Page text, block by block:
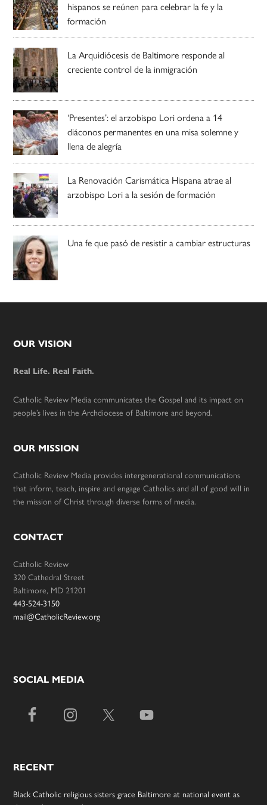
hispanos se reúnen para celebrar la fe y la
formación
La Arquidiócesis de Baltimore responde al
creciente control de la inmigración
‘Presentes’: el arzobispo Lori ordena a 14
diáconos permanentes en una misa solemne y
llena de alegría
La Renovación Carismática Hispana atrae al
arzobispo Lori a la sesión de formación
Una fe que pasó de resistir a cambiar estructuras
Footer
OUR VISION
Real Life. Real Faith.
Catholic Review Media communicates the Gospel and its impact on
people’s lives in the Archdiocese of Baltimore and beyond.
OUR MISSION
Catholic Review Media provides intergenerational communications
that inform, teach, inspire and engage Catholics and all of good will in
the mission of Christ through diverse forms of media.
CONTACT
Catholic Review
320 Cathedral Street
Baltimore, MD 21201
443-524-3150
mail@CatholicReview.org
SOCIAL MEDIA
RECENT
Black Catholic religious sisters grace Baltimore at national event as